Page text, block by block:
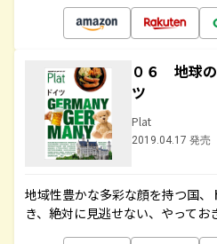
０６ 地球
ツ
Plat
2019.04.17 発売
地域性豊かな多彩な顔を持つ国
き、絶対に見逃せない、やってお